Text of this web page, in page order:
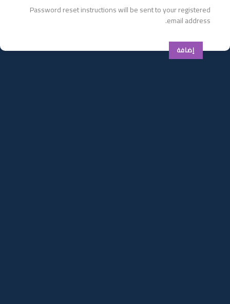
Password reset instructions will be sent to your registered
email address.